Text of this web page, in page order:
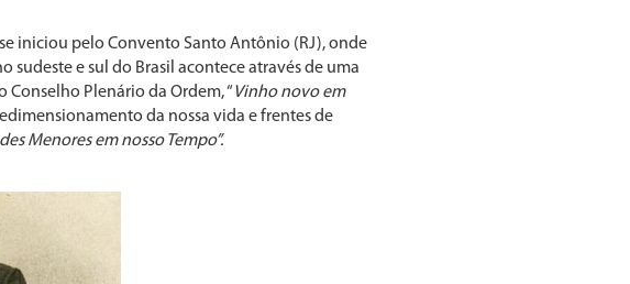
iniciou pelo Convento Santo Antônio (RJ), onde
e sul do Brasil acontece através de uma
Plenário da Ordem, “Vinho novo em
da nossa vida e frentes de
Menores em nosso Tempo”.